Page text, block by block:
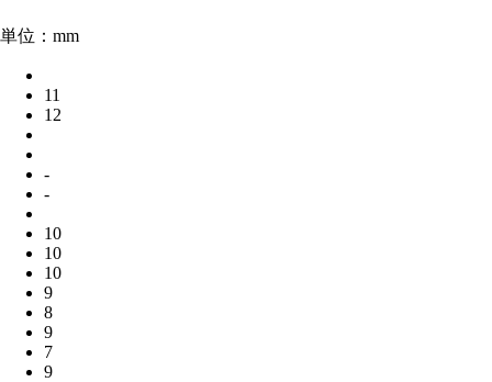
単位：mm
11
12
-
-
10
10
10
9
8
9
7
9